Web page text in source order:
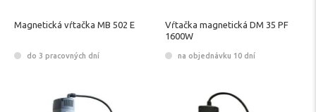
Magnetická vŕtačka MB 502 E
do 3 pracovných dní
Vŕtačka magnetická DM 35 PF
1600W
na objednávku 10 dní